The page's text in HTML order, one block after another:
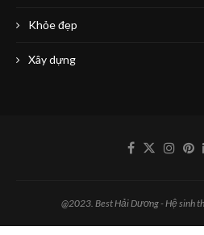
Khỏe đẹp
Xây dựng
@2023. Best Hải Dương - Hệ sinh